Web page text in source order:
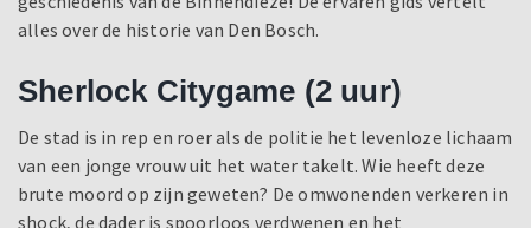
alles over de historie van Den Bosch.
Sherlock Citygame (2 uur)
De stad is in rep en roer als de politie het levenloze lichaam
van een jonge vrouw uit het water takelt. Wie heeft deze
brute moord op zijn geweten? De omwonenden verkeren in
shock, de dader is spoorloos verdwenen en het